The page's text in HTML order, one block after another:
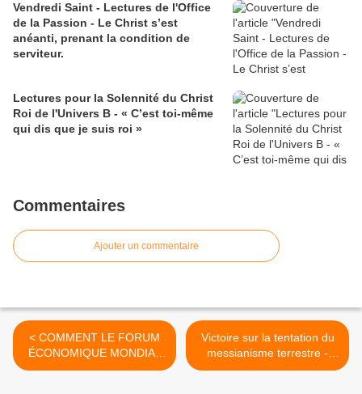
Vendredi Saint - Lectures de l'Office
de la Passion - Le Christ s’est
anéanti, prenant la condition de
serviteur.
Lectures pour la Solennité du Christ
Roi de l'Univers B - « C’est toi-même
qui dis que je suis roi »
Commentaires
Ajouter un commentaire
< COMMENT LE FORUM
ÉCONOMIQUE MONDIAL
PRÉVOIT DE VOLER TOUT
Victoire sur la tentation du
messianisme terrestre -
Homélie 1er dimanche du